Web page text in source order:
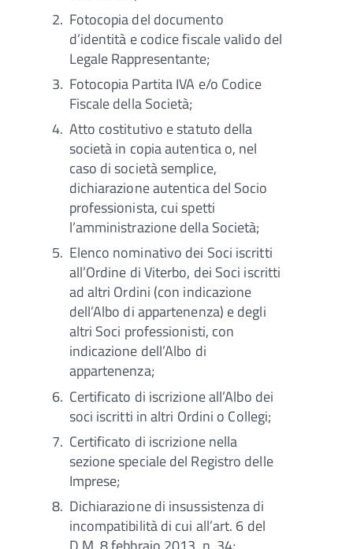
Fotocopia del documento
d’identità e codice fiscale valido del
Legale Rappresentante;
Fotocopia Partita IVA e/o Codice
Fiscale della Società;
Atto costitutivo e statuto della
società in copia autentica o, nel
caso di società semplice,
dichiarazione autentica del Socio
professionista, cui spetti
l’amministrazione della Società;
Elenco nominativo dei Soci iscritti
all’Ordine di Viterbo, dei Soci iscritti
ad altri Ordini (con indicazione
dell’Albo di appartenenza) e degli
altri Soci professionisti, con
indicazione dell’Albo di
appartenenza;
Certificato di iscrizione all’Albo dei
soci iscritti in altri Ordini o Collegi;
Certificato di iscrizione nella
sezione speciale del Registro delle
Imprese;
Dichiarazione di insussistenza di
incompatibilità di cui all’art. 6 del